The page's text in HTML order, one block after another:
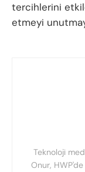
tercihlerini
etmeyi
Teknoloji
Onur,